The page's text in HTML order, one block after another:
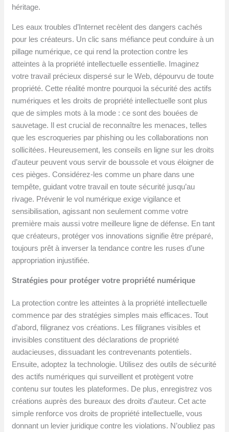
héritage.
Les eaux troubles d’Internet recèlent des dangers cachés
pour les créateurs. Un clic sans méfiance peut conduire à un
pillage numérique, ce qui rend la protection contre les
atteintes à la propriété intellectuelle essentielle. Imaginez
votre travail précieux dispersé sur le Web, dépourvu de toute
propriété. Cette réalité montre pourquoi la sécurité des actifs
numériques et les droits de propriété intellectuelle sont plus
que de simples mots à la mode : ce sont des bouées de
sauvetage. Il est crucial de reconnaître les menaces, telles
que les escroqueries par phishing ou les collaborations non
sollicitées. Heureusement, les conseils en ligne sur les droits
d’auteur peuvent vous servir de boussole et vous éloigner de
ces pièges. Considérez-les comme un phare dans une
tempête, guidant votre travail en toute sécurité jusqu’au
rivage. Prévenir le vol numérique exige vigilance et
sensibilisation, agissant non seulement comme votre
première mais aussi votre meilleure ligne de défense. En tant
que créateurs, protéger vos innovations signifie être préparé,
toujours prêt à inverser la tendance contre les ruses d’une
appropriation injustifiée.
Stratégies pour protéger votre propriété numérique
La protection contre les atteintes à la propriété intellectuelle
commence par des stratégies simples mais efficaces. Tout
d’abord, filigranez vos créations. Les filigranes visibles et
invisibles constituent des déclarations de propriété
audacieuses, dissuadant les contrevenants potentiels.
Ensuite, adoptez la technologie. Utilisez des outils de sécurité
des actifs numériques qui surveillent et protègent votre
contenu sur toutes les plateformes. De plus, enregistrez vos
créations auprès des bureaux des droits d’auteur. Cet acte
simple renforce vos droits de propriété intellectuelle, vous
donnant un levier juridique contre les violations. N’oubliez pas